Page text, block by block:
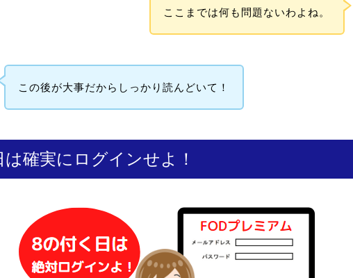
ここまでは何も問題ないわよね。
この後が大事だからしっかり読んどいて！
確実にログインせよ！